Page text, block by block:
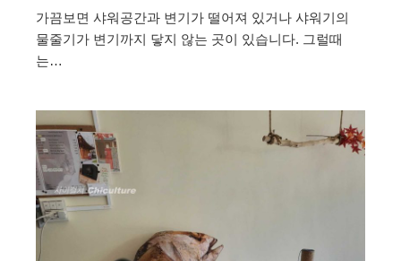
가끔보면 샤워공간과 변기가 떨어져 있거나 샤워기의
물줄기가 변기까지 닿지 않는 곳이 있습니다. 그럴때
는…